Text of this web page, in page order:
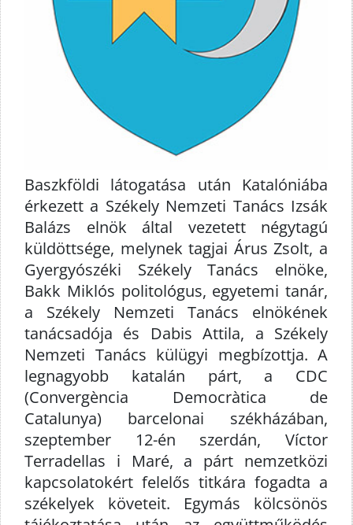
Baszkföldi látogatása után Katalóniába
érkezett a Székely Nemzeti Tanács Izsák
Balázs elnök által vezetett négytagú
küldöttsége, melynek tagjai Árus Zsolt, a
Gyergyószéki Székely Tanács elnöke,
Bakk Miklós politológus, egyetemi tanár,
a Székely Nemzeti Tanács elnökének
tanácsadója és Dabis Attila, a Székely
Nemzeti Tanács külügyi megbízottja. A
legnagyobb katalán párt, a CDC
(Convergència Democràtica de
Catalunya) barcelonai székházában,
szeptember 12-én szerdán, Víctor
Terradellas i Maré, a párt nemzetközi
kapcsolatokért felelős titkára fogadta a
székelyek követeit. Egymás kölcsönös